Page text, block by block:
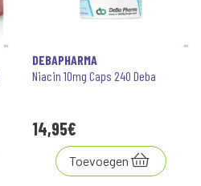
DEBAPHARMA
Niacin 10mg Caps 240 Deba
14,95€
Toevoegen